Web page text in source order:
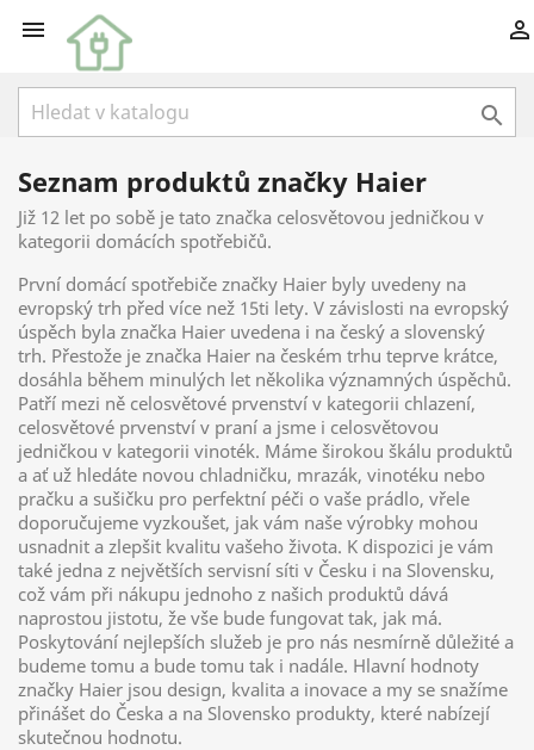
 

Seznam produktů značky Haier
Již 12 let po sobě je tato značka celosvětovou jedničkou v
kategorii domácích spotřebičů.
První domácí spotřebiče značky Haier byly uvedeny na
evropský trh před více než 15ti lety. V závislosti na evropský
úspěch byla značka Haier uvedena i na český a slovenský
trh. Přestože je značka Haier na českém trhu teprve krátce,
dosáhla během minulých let několika významných úspěchů.
Patří mezi ně celosvětové prvenství v kategorii chlazení,
celosvětové prvenství v praní a jsme i celosvětovou
jedničkou v kategorii vinoték. Máme širokou škálu produktů
a ať už hledáte novou chladničku, mrazák, vinotéku nebo
pračku a sušičku pro perfektní péči o vaše prádlo, vřele
doporučujeme vyzkoušet, jak vám naše výrobky mohou
usnadnit a zlepšit kvalitu vašeho života. K dispozici je vám
také jedna z největších servisní síti v Česku i na Slovensku,
což vám při nákupu jednoho z našich produktů dává
naprostou jistotu, že vše bude fungovat tak, jak má.
Poskytování nejlepších služeb je pro nás nesmírně důležité a
budeme tomu a bude tomu tak i nadále. Hlavní hodnoty
značky Haier jsou design, kvalita a inovace a my se snažíme
přinášet do Česka a na Slovensko produkty, které nabízejí
skutečnou hodnotu.